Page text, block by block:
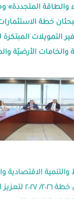
والطاقة المتجددة»
خطة
التمويلات
الأرضيّة
والتنمية الاقتصادية
الأراضي تبحثان